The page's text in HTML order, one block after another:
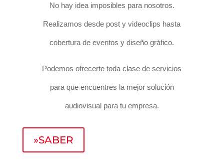
No hay idea imposibles para nosotros.
Realizamos desde post y videoclips hasta
cobertura de eventos y diseño gráfico.
Podemos ofrecerte toda clase de servicios
para que encuentres la mejor solución
audiovisual para tu empresa.
»SABER